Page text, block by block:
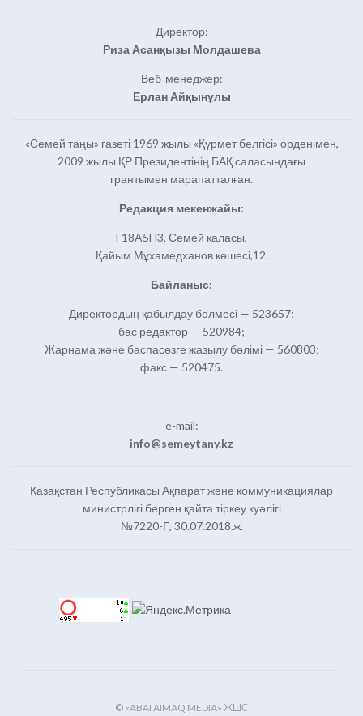
Директор:
Риза Асанқызы Молдашева
Веб-менеджер:
Ерлан Айқынұлы
«Семей таңы» газеті 1969 жылы «Құрмет белгісі» орденімен,
2009 жылы ҚР Президентінің БАҚ саласындағы
грантымен марапатталған.
Редакция мекенжайы:
F18A5H3, Семей қаласы,
Қайым Мұхамедханов көшесі,12.
Байланыс:
Директордың қабылдау бөлмесі — 523657;
бас редактор — 520984;
Жарнама және баспасөзге жазылу бөлімі — 560803;
факс — 520475.
e-mail:
info@semeytany.kz
Қазақстан Республикасы Ақпарат және коммуникациялар
министрлігі берген қайта тіркеу куәлігі
№7220-Г, 30.07.2018.ж.
© «ABAI AIMAQ MEDIA» ЖШС